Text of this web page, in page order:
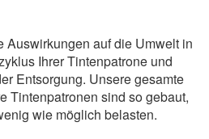
Auswirkungen auf die Umwelt in
Ihrer Tintenpatrone und
Entsorgung. Unsere gesamte
Tintenpatronen sind so gebaut,
wie möglich belasten.